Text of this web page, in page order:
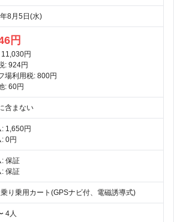
8月5日(水)
円
円
: 924円
場利用税: 800円
: 60円
含まない
1,650円
0円
保証
保証
り乗用カート(GPSナビ付、電磁誘導式)
4人